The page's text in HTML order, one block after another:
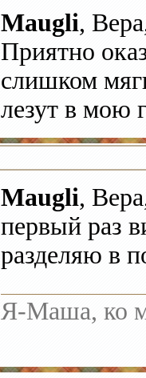
Maugli,
Приятно
слишком
лезут в мою
Maugli,
первый раз
разделяю в
Я-Маша, ко